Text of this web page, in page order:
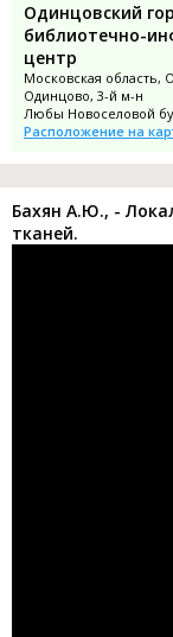
Одинцовский
библиотечно-
центр
Московская область,
Одинцово, 3-й м-н
Любы Новоселовой
Расположение на
Бахян А.Ю., -
тканей.